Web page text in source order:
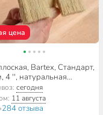
цена
Bartex, Стандарт,
4 '', натуральная
рукоятка дерево,
сегодня
11 августа
284 отзыва